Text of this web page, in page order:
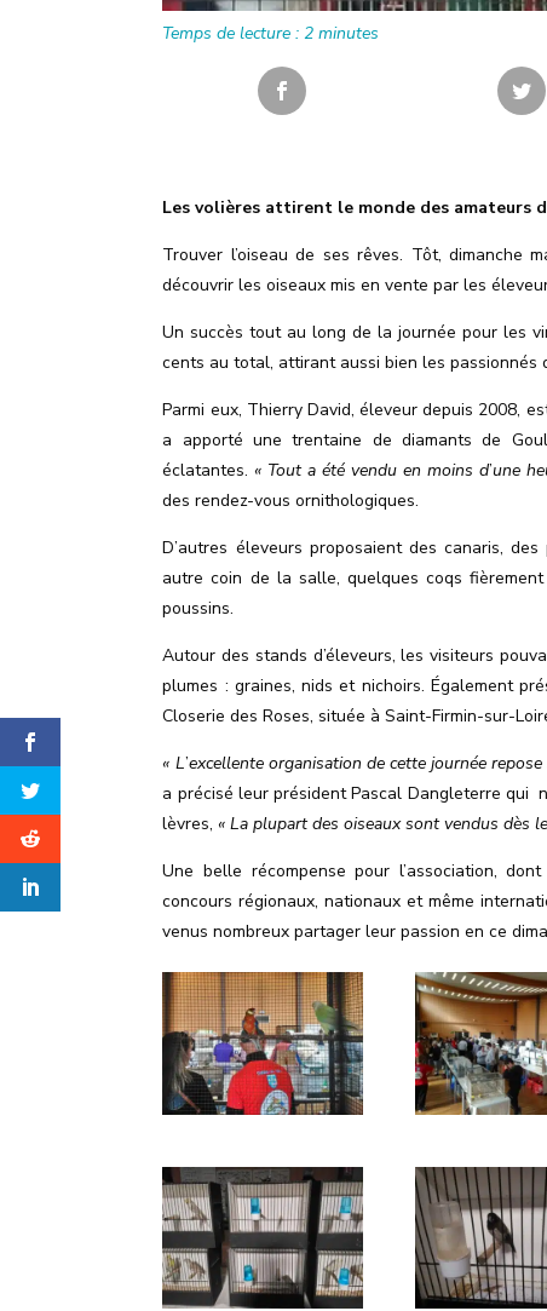
Temps de lecture :2 minutes
Les volières attirent le monde des amateurs
Trouver l’oiseau de ses rêves. Tôt, dimanche
découvrir les oiseaux mis en vente par les
Un succès tout au long de la journée pour les
cents au total, attirant aussi bien les passionnés
Parmi eux, Thierry David, éleveur depuis 2008,
a apporté une trentaine de diamants de
éclatantes.« Tout a été vendu en moins d’une
des rendez-vous ornithologiques.
D’autres éleveurs proposaient des canaris,
autre coin de la salle, quelques coqs
poussins.
Autour des stands d’éleveurs, les visiteurs
plumes : graines, nids et nichoirs. Également
Closerie des Roses, située à Saint-Firmin-sur-
« L’excellente organisation de cette journée
a précisé leur président Pascal Dangleterre qui
lèvres,« La plupart des oiseaux sont vendus dès
Une belle récompense pour l’association,
concours régionaux, nationaux et même
venus nombreux partager leur passion en ce